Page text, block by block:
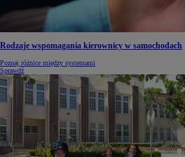
Rodzaje wspomagania kierownicy w samochodach
Poznaj różnice między systemami
Sprawdź